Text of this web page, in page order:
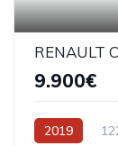
RENAULT
9.900€
2019